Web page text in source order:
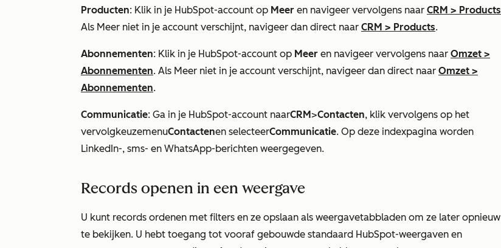
Producten: Klik in je HubSpot-account op Meer en navigeer vervolgens naar CRM > Products
Als Meer niet in je account verschijnt, navigeer dan direct naar CRM > Products.
Abonnementen: Klik in je HubSpot-account op Meer en navigeer vervolgens naar Omzet >
Abonnementen. Als Meer niet in je account verschijnt, navigeer dan direct naar Omzet >
Abonnementen.
Communicatie: Ga in je HubSpot-account naarCRM>Contacten, klik vervolgens op het
vervolgkeuzemenuContactenen selecteerCommunicatie. Op deze indexpagina worden
LinkedIn-, sms- en WhatsApp-berichten weergegeven.
Records openen in een weergave
U kunt records ordenen met filters en ze opslaan als weergavetabbladen om ze later opnieuw
te bekijken. U hebt toegang tot vooraf gebouwde standaard HubSpot-weergaven en